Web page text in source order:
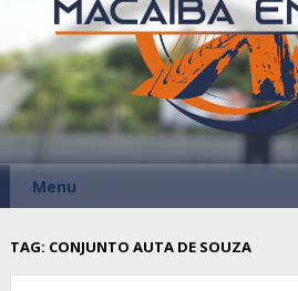
Menu
TAG: CONJUNTO AUTA DE SOUZA